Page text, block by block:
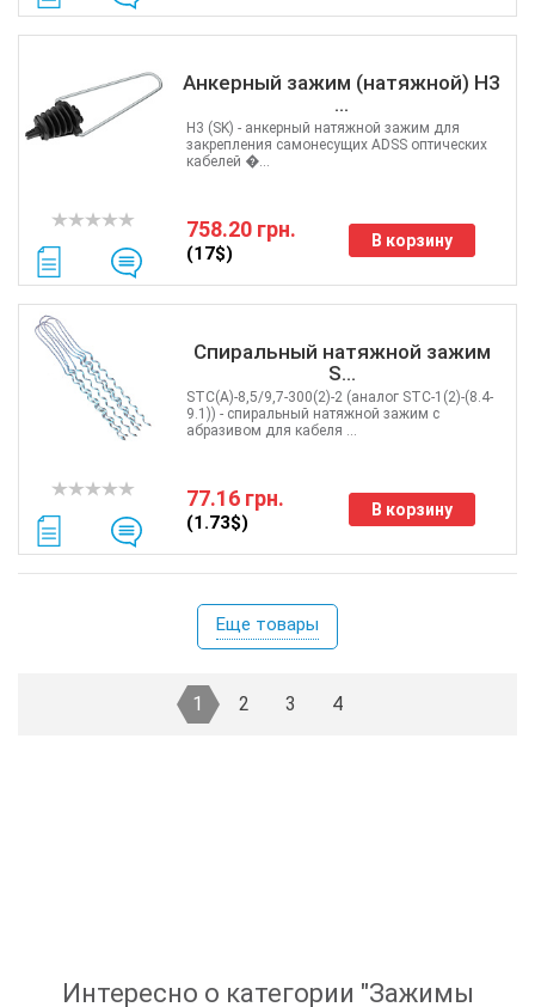
Анкерный зажим (натяжной) H3
...
758.20 грн.
(17$)
В корзину
H3 (SK) - анкерный натяжной зажим для
закрепления самонесущих ADSS оптических
кабелей �...
Спиральный натяжной зажим
S...
77.16 грн.
(1.73$)
В корзину
STC(А)-8,5/9,7-300(2)-2 (аналог STC-1(2)-(8.4-
9.1)) - cпиральный натяжной зажим c
абразивом для кабеля ...
Еще товары
1 2 3 4
Интересно о категории "Зажимы